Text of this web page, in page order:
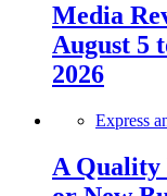
Media
August 5
2026
Express
A Quality